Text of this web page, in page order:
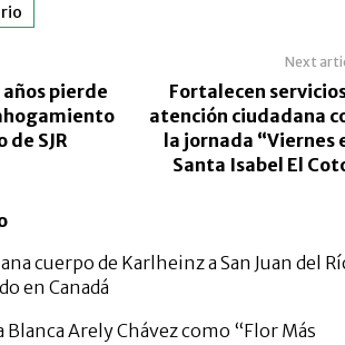
años pierde
de SJR
Next
Fortalecen
atención ciudadana
la jornada “Viernes
Santa Isabel El
cuerpo de Karlheinz a San Juan del
en Canadá
Blanca Arely Chávez como “Flor Más